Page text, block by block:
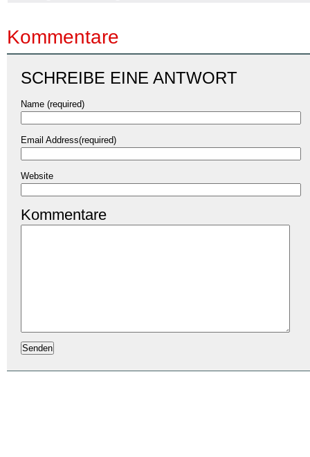
Kommentare
SCHREIBE EINE ANTWORT
Name (required)
Email Address(required)
Website
Kommentare